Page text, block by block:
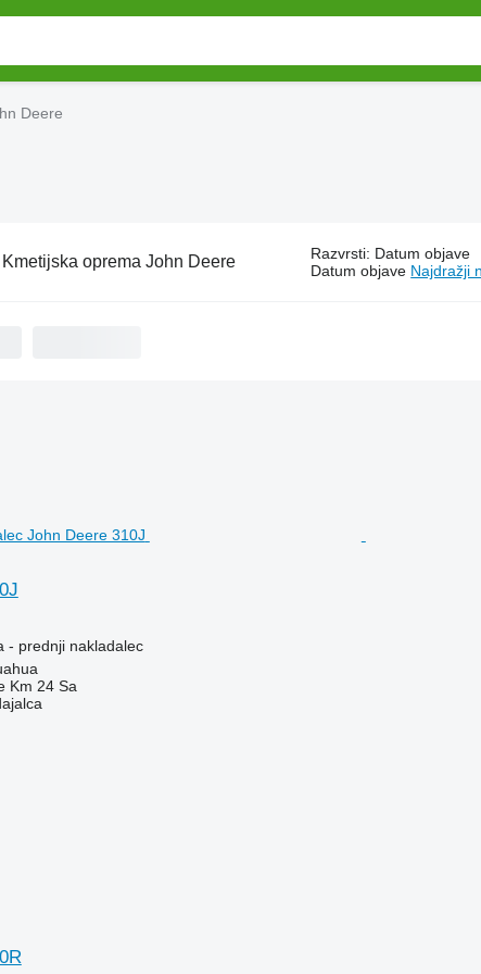
Deere
Kmetijska oprema John Deere Razvrsti: Datum objave
Datum objave Najdražji
- prednji nakladalec
Km 24 Sa